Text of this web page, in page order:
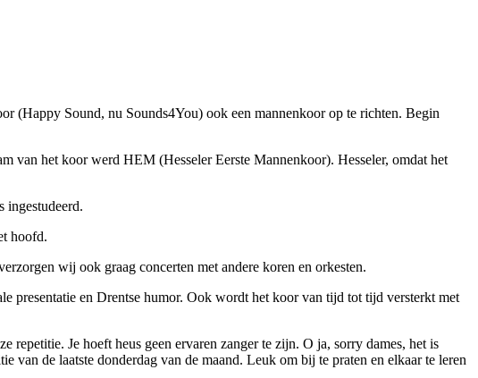
(Happy Sound, nu Sounds4You) ook een mannenkoor op te richten. Begin
van het koor werd HEM (Hesseler Eerste Mannenkoor). Hesseler, omdat het
ingestudeerd.
hoofd.
wij ook graag concerten met andere koren en orkesten.
presentatie en Drentse humor. Ook wordt het koor van tijd tot tijd versterkt met
Je hoeft heus geen ervaren zanger te zijn. O ja, sorry dames, het is
van de laatste donderdag van de maand. Leuk om bij te praten en elkaar te leren